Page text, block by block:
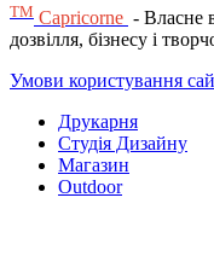
ТМ Capricorne - Власне
дозвілля, бізнесу і
Умови користування
Друкарня
Студія Дизайну
Магазин
Outdoor